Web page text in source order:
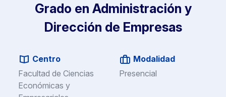
Grado en Administración y
Dirección de Empresas
Centro
Facultad de Ciencias
Económicas y
Modalidad
Presencial